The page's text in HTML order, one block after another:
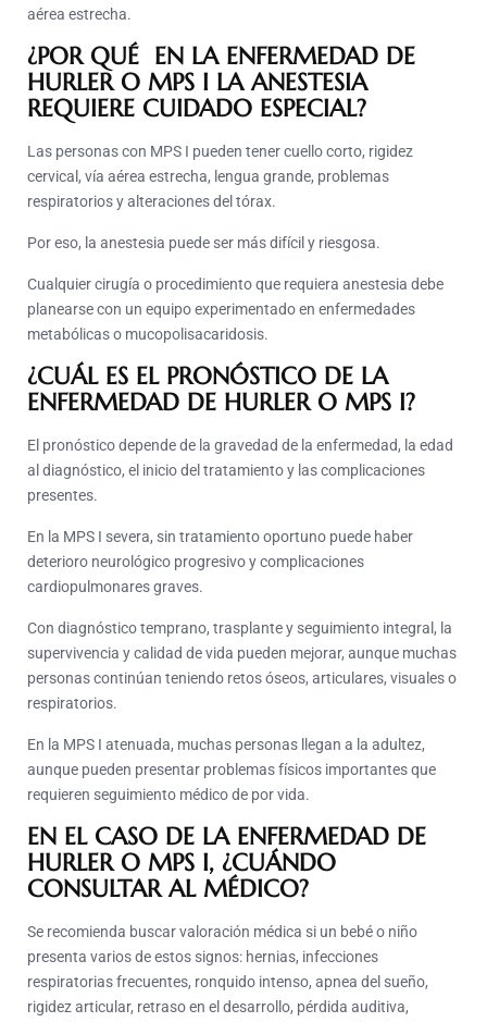
aérea estrecha.
¿POR QUÉ EN LA ENFERMEDAD DE
HURLER O MPS I LA ANESTESIA
REQUIERE CUIDADO ESPECIAL?
Las personas con MPS I pueden tener cuello corto, rigidez
cervical, vía aérea estrecha, lengua grande, problemas
respiratorios y alteraciones del tórax.
Por eso, la anestesia puede ser más difícil y riesgosa.
Cualquier cirugía o procedimiento que requiera anestesia debe
planearse con un equipo experimentado en enfermedades
metabólicas o mucopolisacaridosis.
¿CUÁL ES EL PRONÓSTICO DE LA
ENFERMEDAD DE HURLER O MPS I?
El pronóstico depende de la gravedad de la enfermedad, la edad
al diagnóstico, el inicio del tratamiento y las complicaciones
presentes.
En la MPS I severa, sin tratamiento oportuno puede haber
deterioro neurológico progresivo y complicaciones
cardiopulmonares graves.
Con diagnóstico temprano, trasplante y seguimiento integral, la
supervivencia y calidad de vida pueden mejorar, aunque muchas
personas continúan teniendo retos óseos, articulares, visuales o
respiratorios.
En la MPS I atenuada, muchas personas llegan a la adultez,
aunque pueden presentar problemas físicos importantes que
requieren seguimiento médico de por vida.
EN EL CASO DE LA ENFERMEDAD DE
HURLER O MPS I, ¿CUÁNDO
CONSULTAR AL MÉDICO?
Se recomienda buscar valoración médica si un bebé o niño
presenta varios de estos signos: hernias, infecciones
respiratorias frecuentes, ronquido intenso, apnea del sueño,
rigidez articular, retraso en el desarrollo, pérdida auditiva,